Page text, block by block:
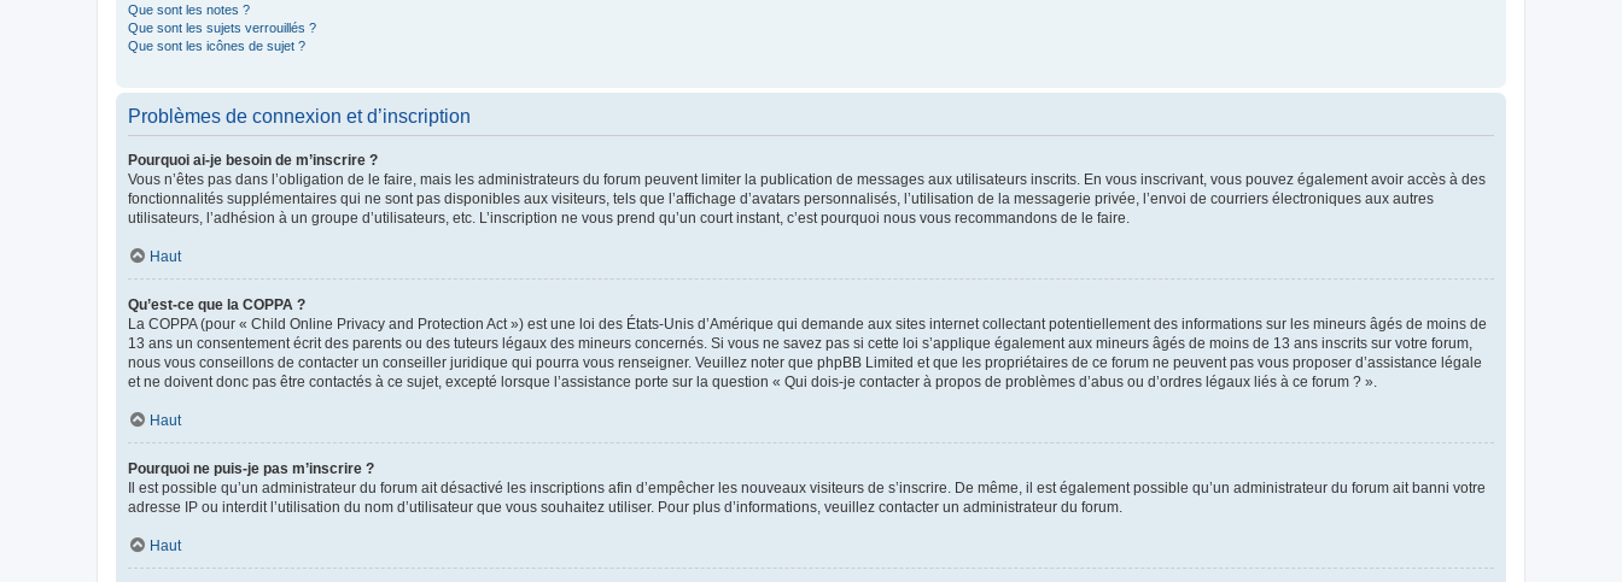
Que sont les notes ?
Que sont les sujets verrouillés ?
Que sont les icônes de sujet ?
Problèmes de connexion et d’inscription
Pourquoi ai-je besoin de m’inscrire ?
Vous n’êtes pas dans l’obligation de le faire, mais les administrateurs du forum peuvent limiter la publication de messages aux utilisateurs inscrits. En vous inscrivant, vous pouvez également avoir accès à des
fonctionnalités supplémentaires qui ne sont pas disponibles aux visiteurs, tels que l’affichage d’avatars personnalisés, l’utilisation de la messagerie privée, l’envoi de courriers électroniques aux autres
utilisateurs, l’adhésion à un groupe d’utilisateurs, etc. L’inscription ne vous prend qu’un court instant, c’est pourquoi nous vous recommandons de le faire.
Haut
Qu’est-ce que la COPPA ?
La COPPA (pour « Child Online Privacy and Protection Act ») est une loi des États-Unis d’Amérique qui demande aux sites internet collectant potentiellement des informations sur les mineurs âgés de moins de
13 ans un consentement écrit des parents ou des tuteurs légaux des mineurs concernés. Si vous ne savez pas si cette loi s’applique également aux mineurs âgés de moins de 13 ans inscrits sur votre forum,
nous vous conseillons de contacter un conseiller juridique qui pourra vous renseigner. Veuillez noter que phpBB Limited et que les propriétaires de ce forum ne peuvent pas vous proposer d’assistance légale
et ne doivent donc pas être contactés à ce sujet, excepté lorsque l’assistance porte sur la question « Qui dois-je contacter à propos de problèmes d’abus ou d’ordres légaux liés à ce forum ? ».
Haut
Pourquoi ne puis-je pas m’inscrire ?
Il est possible qu’un administrateur du forum ait désactivé les inscriptions afin d’empêcher les nouveaux visiteurs de s’inscrire. De même, il est également possible qu’un administrateur du forum ait banni votre
adresse IP ou interdit l’utilisation du nom d’utilisateur que vous souhaitez utiliser. Pour plus d’informations, veuillez contacter un administrateur du forum.
Haut